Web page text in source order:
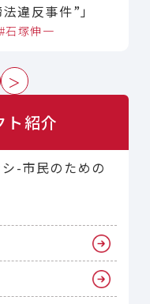
違反事件”」
石塚伸一
＞
ト紹介
-市民のための